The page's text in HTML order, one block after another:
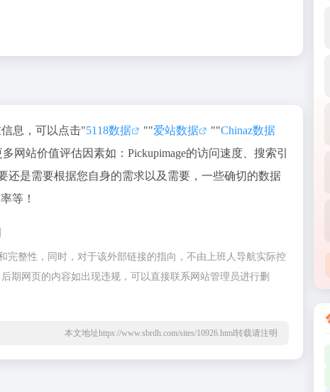
息，可以点击"5118数据 ""爱站数据 ""Chinaz数据
站价值评估因素如：Pickupimage的访问速度、搜索引
还是需要根据您自身的需求以及需要，一些确切的数据
等！
完整性，同时，对于该外部链接的指向，不由上班人导航实际控
期网页的内容如出现违规，可以直接联系网站管理员进行删
本文地址https://www.sbrdh.com/sites/10926.html转载请注明